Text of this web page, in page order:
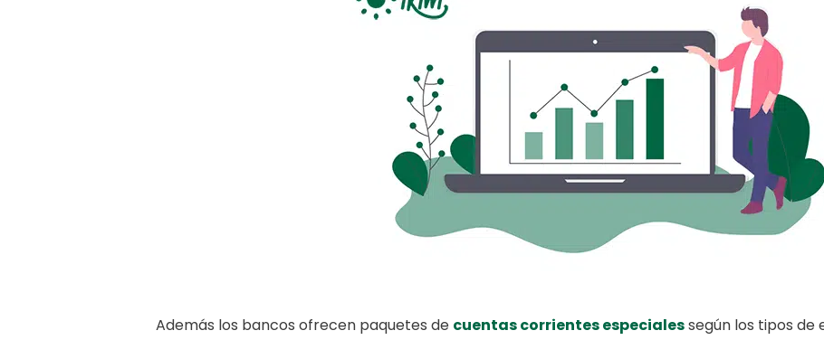
Además los bancos ofrecen paquetes de cuentas corrientes especialessegún los tipos de